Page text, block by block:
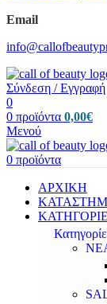
Email
Σύνδεση / Εγγραφή
0
0 προϊόντα 0,00€
Μενού
0 προϊόντα
ΑΡΧΙΚΗ